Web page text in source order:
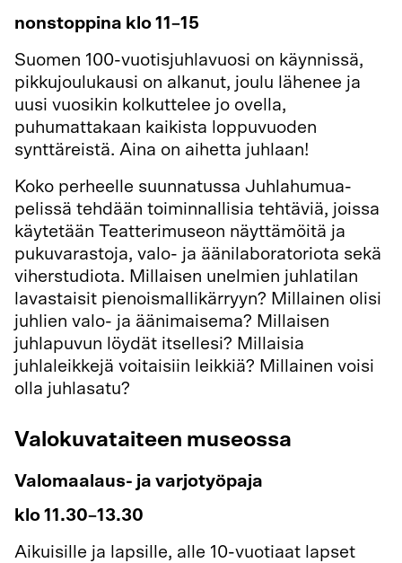
nonstoppina klo 11–15
Suomen 100-vuotisjuhlavuosi on käynnissä,
pikkujoulukausi on alkanut, joulu lähenee ja
uusi vuosikin kolkuttelee jo ovella,
puhumattakaan kaikista loppuvuoden
synttäreistä. Aina on aihetta juhlaan!
Koko perheelle suunnatussa Juhlahumua-
pelissä tehdään toiminnallisia tehtäviä, joissa
käytetään Teatterimuseon näyttämöitä ja
pukuvarastoja, valo- ja äänilaboratoriota sekä
viherstudiota. Millaisen unelmien juhlatilan
lavastaisit pienoismallikärryyn? Millainen olisi
juhlien valo- ja äänimaisema? Millaisen
juhlapuvun löydät itsellesi? Millaisia
juhlaleikkejä voitaisiin leikkiä? Millainen voisi
olla juhlasatu?
Valokuvataiteen museossa
Valomaalaus- ja varjotyöpaja
klo 11.30–13.30
Aikuisille ja lapsille, alle 10-vuotiaat lapset